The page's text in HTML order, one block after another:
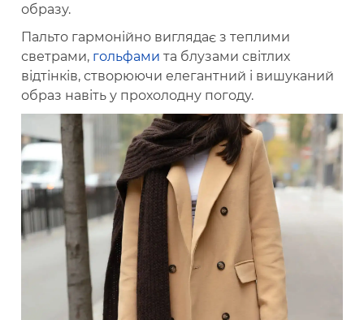
образу.
Пальто гармонійно виглядає з теплими
светрами, гольфами та блузами світлих
відтінків, створюючи елегантний і вишуканий
образ навіть у прохолодну погоду.